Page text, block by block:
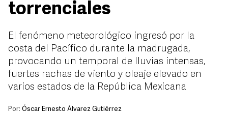
torrenciales
El fenómeno meteorológico ingresó por la
costa del Pacífico durante la madrugada,
provocando un temporal de lluvias intensas,
fuertes rachas de viento y oleaje elevado en
varios estados de la República Mexicana
Por: Óscar Ernesto Álvarez Gutiérrez